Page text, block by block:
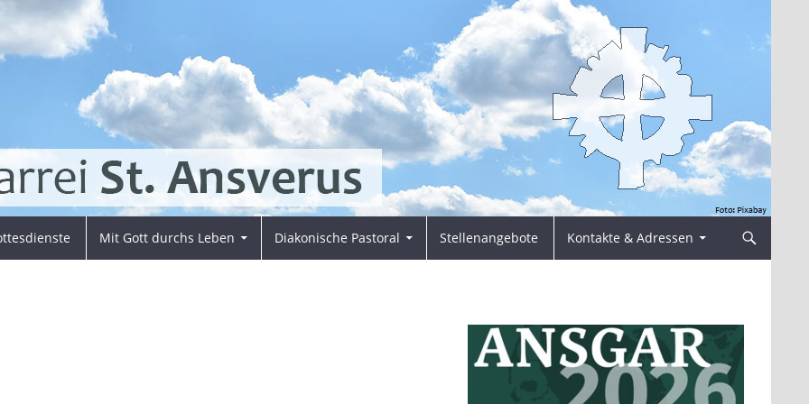
Mit Gott durchs Leben Diakonische Pastoral Stellenangebote Kontakte & Adressen